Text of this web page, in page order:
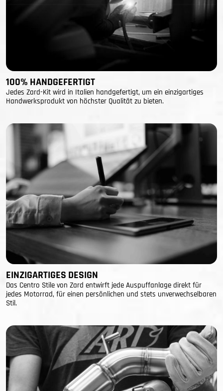
100% HANDGEFERTIGT
Jedes Zard-Kit wird in Italien handgefertigt, um ein einzigartiges
Handwerksprodukt von höchster Qualität zu bieten.
EINZIGARTIGES DESIGN
Das Centro Stile von Zard entwirft jede Auspuffanlage direkt für
jedes Motorrad, für einen persönlichen und stets unverwechselbaren
Stil.